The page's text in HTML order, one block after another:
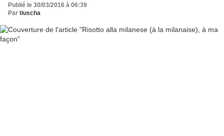
Publié le 30/03/2016 à 06:39
Par tiuscha